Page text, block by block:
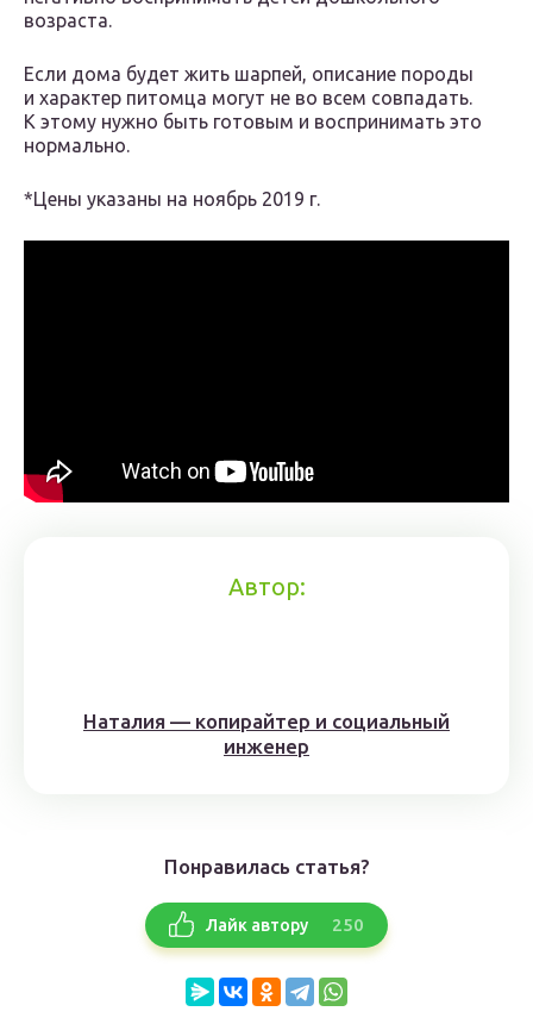
возраста.
Если дома будет жить шарпей, описание породы
и характер питомца могут не во всем совпадать.
К этому нужно быть готовым и воспринимать это
нормально.
*Цены указаны на ноябрь 2019 г.
Автор:
Наталия — копирайтер и социальный
инженер
Понравилась статья?
Лайк автору 250